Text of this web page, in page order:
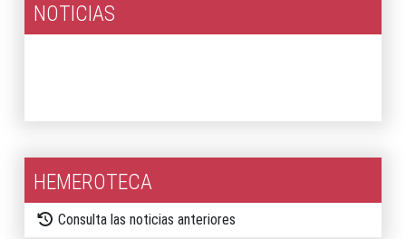
NOTICIAS
HEMEROTECA
Consulta las noticias anteriores